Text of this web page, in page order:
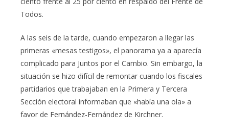
Todos.
A las seis de la tarde, cuando empezaron a llegar las
primeras «mesas testigos», el panorama ya a aparecía
complicado para Juntos por el Cambio. Sin embargo, la
situación se hizo difícil de remontar cuando los fiscales
partidarios que trabajaban en la Primera y Tercera
Sección electoral informaban que «había una ola» a
favor de Fernández-Fernández de Kirchner.